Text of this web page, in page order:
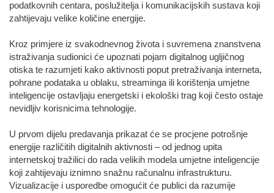
podatkovnih centara, poslužitelja i komunikacijskih sustava koji
zahtijevaju velike količine energije.
Kroz primjere iz svakodnevnog života i suvremena znanstvena
istraživanja sudionici će upoznati pojam digitalnog ugljičnog
otiska te razumjeti kako aktivnosti poput pretraživanja interneta,
pohrane podataka u oblaku, streaminga ili korištenja umjetne
inteligencije ostavljaju energetski i ekološki trag koji često ostaje
nevidljiv korisnicima tehnologije.
U prvom dijelu predavanja prikazat će se procjene potrošnje
energije različitih digitalnih aktivnosti – od jednog upita
internetskoj tražilici do rada velikih modela umjetne inteligencije
koji zahtijevaju iznimno snažnu računalnu infrastrukturu.
Vizualizacije i usporedbe omogućit će publici da razumije